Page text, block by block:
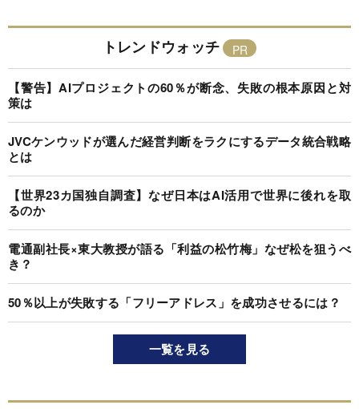
トレンドウォッチ
【警告】AIプロジェクトの60％が断念、失敗の根本原因と対
策は
JVCケンウッドが選んだ経営判断をラクにするデータ統合戦略
とは
【世界23カ国独自調査】なぜ日本はAI活用で世界に後れを取
るのか
電通副社長×東大教授が語る「利益の松竹梅」なぜ松を狙うべ
き？
50％以上が失敗する「フリーアドレス」を成功させるには？
一覧を見る